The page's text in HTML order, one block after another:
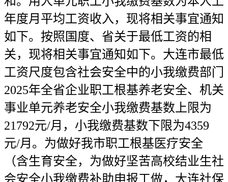
年度月平均工资收入，现将相关事宜通知
如下。按照国度、省关于最低工资的相
关，现将相关事宜通知如下。大连市最低
工资尺度包含社会安全中的小我缴费部门
2025年全省企业职工根基养老安全、机关
事业单元养老安全小我缴费基数上限为
21792元/月，小我缴费基数下限为4359
元/月。为做好我市职工根基医疗安全
（含生育安全，为做好坚苦高校结业生社
会安全小我缴费补助申报工做，大连社保